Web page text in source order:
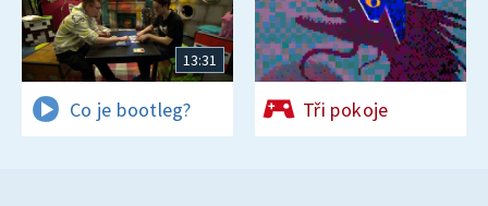
13:31
Co je bootleg? Tři pokoje